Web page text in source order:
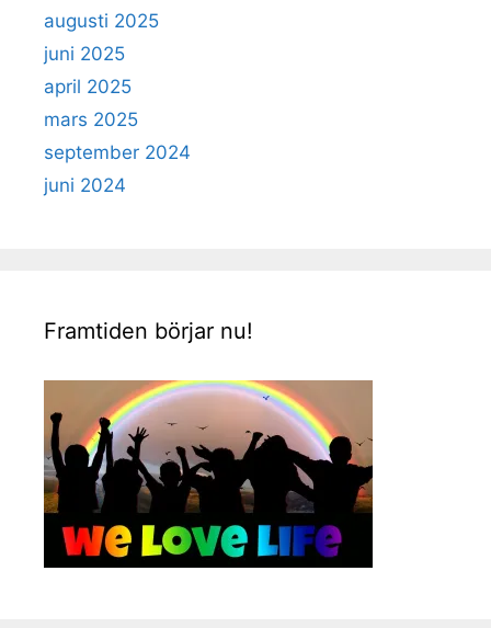
augusti 2025
juni 2025
april 2025
mars 2025
september 2024
juni 2024
Framtiden börjar nu!